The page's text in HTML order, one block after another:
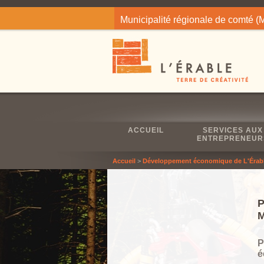
Municipalité régionale de comté
ACCUEIL
SERVICES AUX
Accueil> Développement économique de